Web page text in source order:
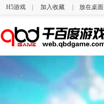
H5游戏 加入收藏 放在桌面